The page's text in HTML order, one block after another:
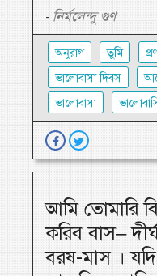
- নির্মলেন্দু গুণ
অনুরাগ তুমি
ভালোবাসা দিবস
ভালোবাসা
আমি তোমারি
করিব বাস–
বরষ-মাস ।